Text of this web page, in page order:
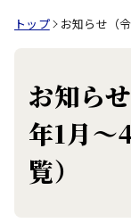
トップ お知らせ（
お知ら
年1月～
覧）